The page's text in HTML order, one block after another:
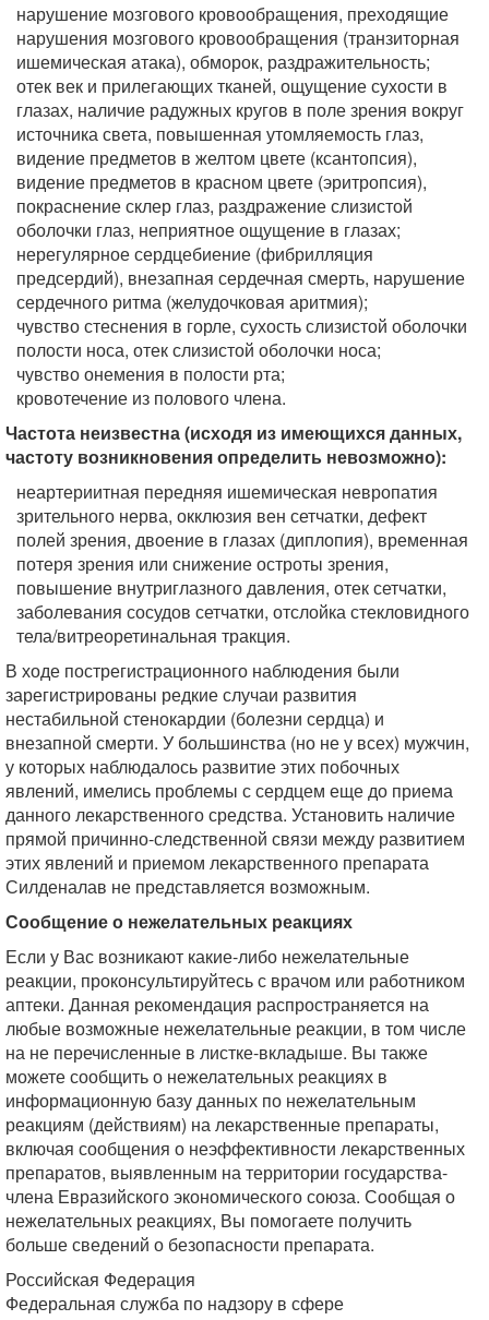
нарушение мозгового кровообращения, преходящие
нарушения мозгового кровообращения (транзиторная
ишемическая атака), обморок, раздражительность;
отек век и прилегающих тканей, ощущение сухости в
глазах, наличие радужных кругов в поле зрения вокруг
источника света, повышенная утомляемость глаз,
видение предметов в желтом цвете (ксантопсия),
видение предметов в красном цвете (эритропсия),
покраснение склер глаз, раздражение слизистой
оболочки глаз, неприятное ощущение в глазах;
нерегулярное сердцебиение (фибрилляция
предсердий), внезапная сердечная смерть, нарушение
сердечного ритма (желудочковая аритмия);
чувство стеснения в горле, сухость слизистой оболочки
полости носа, отек слизистой оболочки носа;
чувство онемения в полости рта;
кровотечение из полового члена.
Частота неизвестна (исходя из имеющихся данных,
частоту возникновения определить невозможно):
неартериитная передняя ишемическая невропатия
зрительного нерва, окклюзия вен сетчатки, дефект
полей зрения, двоение в глазах (диплопия), временная
потеря зрения или снижение остроты зрения,
повышение внутриглазного давления, отек сетчатки,
заболевания сосудов сетчатки, отслойка стекловидного
тела/витреоретинальная тракция.
В ходе пострегистрационного наблюдения были
зарегистрированы редкие случаи развития
нестабильной стенокардии (болезни сердца) и
внезапной смерти. У большинства (но не у всех) мужчин,
у которых наблюдалось развитие этих побочных
явлений, имелись проблемы с сердцем еще до приема
данного лекарственного средства. Установить наличие
прямой причинно-следственной связи между развитием
этих явлений и приемом лекарственного препарата
Силденалав не представляется возможным.
Сообщение о нежелательных реакциях
Если у Вас возникают какие-либо нежелательные
реакции, проконсультируйтесь с врачом или работником
аптеки. Данная рекомендация распространяется на
любые возможные нежелательные реакции, в том числе
на не перечисленные в листке-вкладыше. Вы также
можете сообщить о нежелательных реакциях в
информационную базу данных по нежелательным
реакциям (действиям) на лекарственные препараты,
включая сообщения о неэффективности лекарственных
препаратов, выявленным на территории государства-
члена Евразийского экономического союза. Сообщая о
нежелательных реакциях, Вы помогаете получить
больше сведений о безопасности препарата.
Российская Федерация
Федеральная служба по надзору в сфере